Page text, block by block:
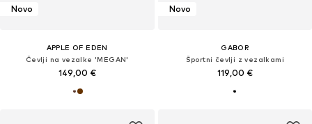
Novo
APPLE OF EDEN
Čevlji na vezalke 'MEGAN'
149,00 €
Novo
GABOR
Športni čevlji z vezalkami
119,00 €